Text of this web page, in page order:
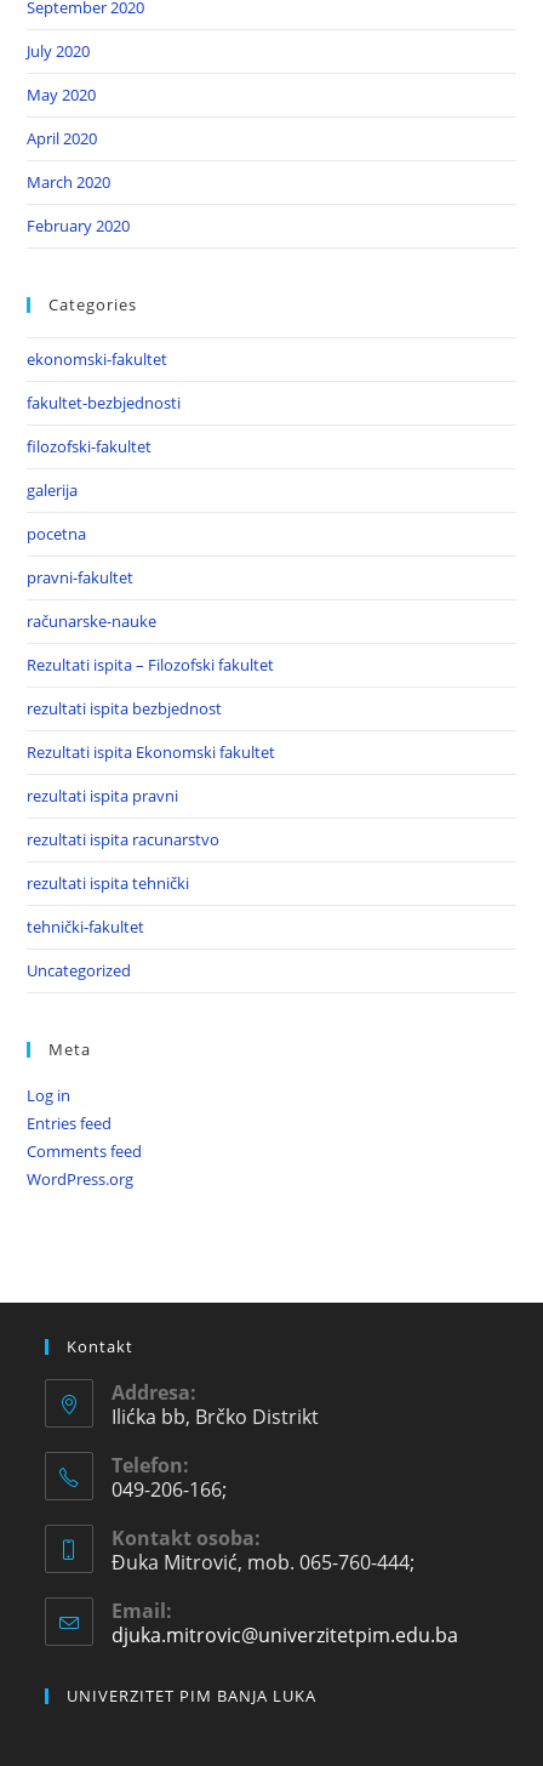
September 2020
July 2020
May 2020
April 2020
March 2020
February 2020
Categories
ekonomski-fakultet
fakultet-bezbjednosti
filozofski-fakultet
galerija
pocetna
pravni-fakultet
računarske-nauke
Rezultati ispita – Filozofski fakultet
rezultati ispita bezbjednost
Rezultati ispita Ekonomski fakultet
rezultati ispita pravni
rezultati ispita racunarstvo
rezultati ispita tehnički
tehnički-fakultet
Uncategorized
Meta
Log in
Entries feed
Comments feed
WordPress.org
Kontakt
Addresa:
Ilićka bb, Brčko Distrikt
Telefon:
049-206-166;
Kontakt osoba:
Đuka Mitrović, mob. 065-760-444;
Email:
djuka.mitrovic@univerzitetpim.edu.ba
UNIVERZITET PIM BANJA LUKA